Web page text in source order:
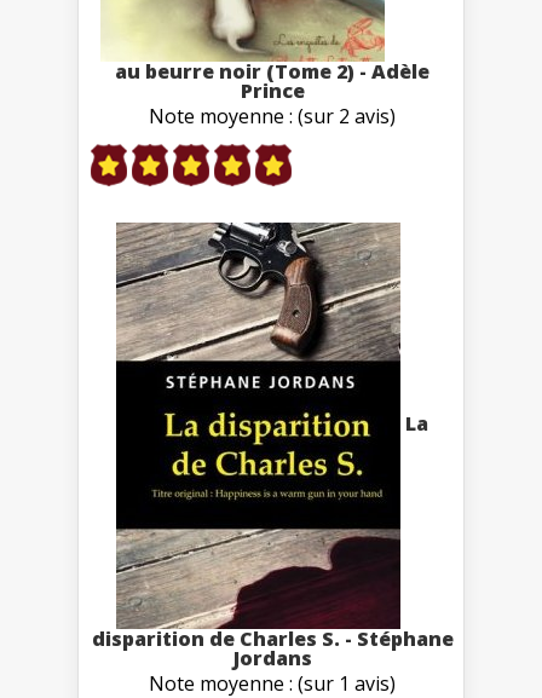
au beurre noir (Tome 2) - Adèle
Prince
Note moyenne : (sur 2 avis)
La
disparition de Charles S. - Stéphane
Jordans
Note moyenne : (sur 1 avis)